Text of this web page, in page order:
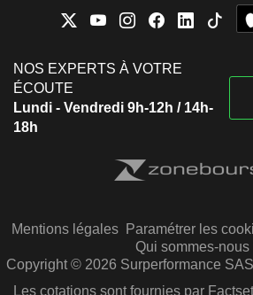
NOS EXPERTS À VOTRE
ÉCOUTE
Lundi - Vendredi 9h-12h / 14h-
18h
Mentions légales Paramétrer les
Qui sommes-nous
Copyright © 2026 Surperformance
Les cotations sont fournies par